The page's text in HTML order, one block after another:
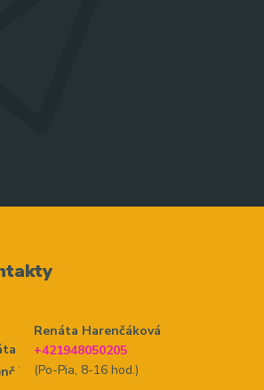
Renáta Harenčáková
+421948050205
(Po-Pia, 8-16 hod.)